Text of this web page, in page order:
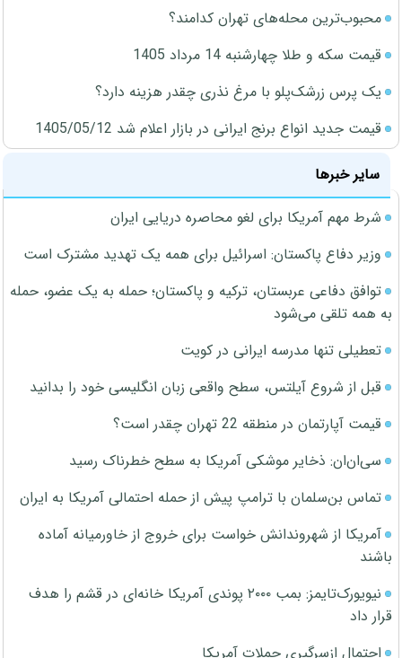
محبوب‌ترین محله‌های تهران کدامند؟
قیمت سکه و طلا چهارشنبه 14 مرداد 1405
یک پرس زرشک‌پلو با مرغ نذری چقدر هزینه دارد؟
قیمت جدید انواع برنج ایرانی در بازار اعلام شد 1405/05/12
سایر خبرها
شرط مهم آمریکا برای لغو محاصره دریایی ایران
وزیر دفاع پاکستان: اسرائیل برای همه یک تهدید مشترک است
توافق دفاعی عربستان، ترکیه و پاکستان؛ حمله به یک عضو، حمله
به همه تلقی می‌شود
تعطیلی تنها مدرسه ایرانی در کویت
قبل از شروع آیلتس، سطح واقعی زبان انگلیسی خود را بدانید
قیمت آپارتمان در منطقه 22 تهران چقدر است؟
سی‌ان‌ان: ذخایر موشکی آمریکا به سطح خطرناک رسید
تماس بن‌سلمان با ترامپ پیش از حمله احتمالی آمریکا به ایران
آمریکا از شهروندانش خواست برای خروج از خاورمیانه آماده
باشند
نیویورک‌تایمز: بمب ۲۰۰۰ پوندی آمریکا خانه‌ای در قشم را هدف
قرار داد
احتمال ازسرگیری حملات آمریکا